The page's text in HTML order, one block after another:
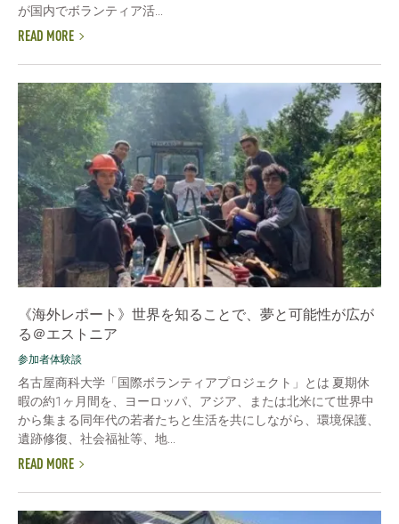
が国内でボランティア活...
READ MORE
《海外レポート》世界を知ることで、夢と可能性が広が
る＠エストニア
参加者体験談
名古屋商科大学「国際ボランティアプロジェクト」とは 夏期休
暇の約1ヶ月間を、ヨーロッパ、アジア、または北米にて世界中
から集まる同年代の若者たちと生活を共にしながら、環境保護、
遺跡修復、社会福祉等、地...
READ MORE